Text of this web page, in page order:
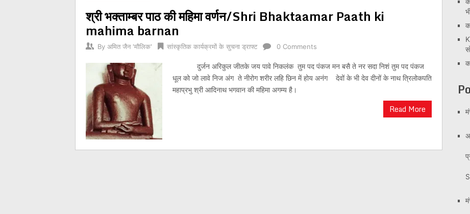
श्री भक्ताम्बर पाठ की महिमा वर्णन/Shri Bhaktaamar Paath ki
mahima barnan
By अमित जैन 'मौलिक' सांस्कृतिक कार्यक्रमों के सुचना ड्राफ्ट 0 Comments
दुर्जन अरिकुल जीतके जय पावे निकलंक तुम पद पंकज मन बसै ते नर सदा निशं तुम पद पंकज
धूल को जो लावे निज अंग ते नीरोग शरीर लहि छिन में होय अनंग देवों के भी देव दीनों के नाथ त्रिलोकपति
महाप्रभु श्री आदिनाथ भगवान की महिमा अगम्य है।
Read More
navigation